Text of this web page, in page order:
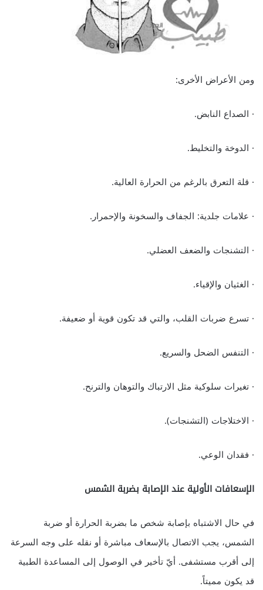
ومن الأعراض الأخرى:
· الصداع النابض.
· الدوخة والتخليط.
· قلة التعرق بالرغم من الحرارة العالية.
· علامات جلدية: الجفاف والسخونة والإحمرار.
· التشنجات والضعف العضلي.
· الغثيان والإقياء.
· تسرع ضربات القلب، والتي قد تكون قوية أو ضعيفة.
· التنفس الضحل والسريع.
· تغيرات سلوكية مثل الارتباك والتوهان والترنح.
· الاختلاجات (التشنجات).
· فقدان الوعي.
الإسعافات الأولية عند الإصابة بضربة الشمس
في حال الاشتباه بإصابة شخص ما بضربة الحرارة أو ضربة
الشمس، يجب الاتصال بالإسعاف مباشرة أو نقله على وجه السرعة
إلى أقرب مستشفى. أيّ تأخير في الوصول إلى المساعدة الطبية
قد يكون مميتاً.